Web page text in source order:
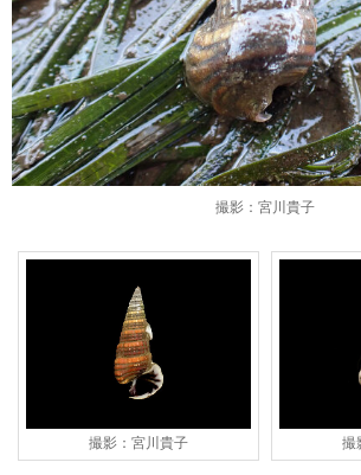
撮影：宮川貴子
撮影：宮川貴子 撮